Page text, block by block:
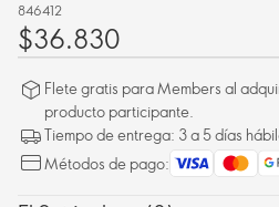
846412
$36.830
Flete gratis para Members al
producto participante.
Tiempo de entrega: 3 a 5 días
Métodos de pago: